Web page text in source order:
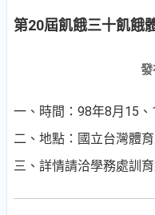
第20屆飢餓三十飢餓
發
一、時間：98年8月15
二、地點：國立台灣體
三、詳情請洽學務處訓